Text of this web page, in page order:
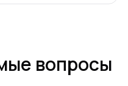
вопросы